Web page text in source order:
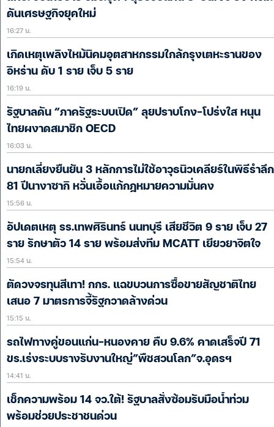
ดันเศรษฐกิจยุคใหม่
16:27 น.
เกิดเหตุเพลิงไหม้นิคมอุตสาหกรรมใกล้กรุงเตหะรานของ
อิหร่าน ดับ 1 ราย เจ็บ 5 ราย
16:19 น.
รัฐบาลดัน “ภาครัฐระบบเปิด” ลุยปราบโกง-โปร่งใส หนุน
ไทยผงาดสมาชิก OECD
16:03 น.
นายกเลี่ยงยืนยัน 3 หลักการไม่ใช้อาวุธนิวเคลียร์ในพิธีรำลึก
81 ปีนางาซากิ หวั่นเอื้อแก้กฎหมายความมั่นคง
15:56 น.
อัปเดตเหตุ รร.เทพศิรินทร์ นนทบุรี เสียชีวิต 9 ราย เจ็บ 27
ราย รักษาตัว 14 ราย พร้อมส่งทีม MCATT เยียวยาจิตใจ
15:54 น.
ตัดวงจรทุนสีเทา! กกร. แฉขบวนการซื้อขายสัญชาติไทย
เสนอ 7 มาตรการจี้รัฐกวาดล้างด่วน
15:15 น.
รถไฟทางคู่ขอนแก่น-หนองคาย คืบ 9.6% คาดเสร็จปี 71
ขร.เร่งระบบรางรับงานใหญ่”พืชสวนโลก”จ.อุดรฯ
14:41 น.
เช็กความพร้อม 14 จว.ใต้! รัฐบาลสั่งซ้อมรับมือน้ำท่วม
พร้อมช่วยประชาชนด่วน